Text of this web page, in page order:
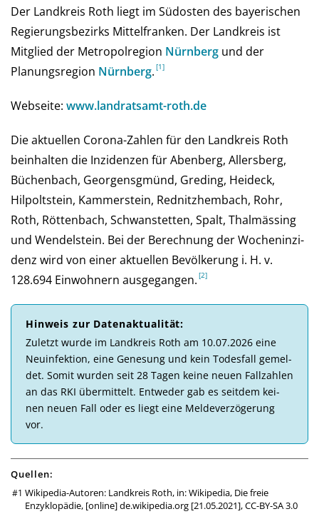
Der Landkreis Roth liegt im Südosten des bayerischen
Regierungsbezirks Mittelfranken. Der Landkreis ist
Mitglied der Metropolregion Nürnberg und der
Planungsregion Nürnberg.
Webseite: www.landratsamt-roth.de
Die aktuellen Corona-Zahlen für den Landkreis Roth
beinhalten die Inzidenzen für Abenberg, Allersberg,
Büchenbach, Georgensgmünd, Greding, Heideck,
Hilpoltstein, Kammerstein, Rednitzhembach, Rohr,
Roth, Röttenbach, Schwanstetten, Spalt, Thalmässing
und Wendelstein. Bei der Be­rech­nung der Wochen­inzi­
denz wird von einer aktu­el­len Be­völ­ke­rung i. H. v.
128.694 Ein­woh­nern aus­ge­gan­gen.
Hinweis zur Daten­aktuali­tät:
Zu­letzt wurde im Landkreis Roth am 10.07.2026 eine
Neu­in­fek­tion, eine Ge­ne­sung und kein Todes­fall ge­mel­
det. So­mit wur­den seit 28 Tagen keine neuen Fall­zahlen
an das RKI über­mittelt. Ent­weder gab es seit­dem kei­
nen neuen Fall oder es liegt eine Melde­ver­zö­ge­rung
vor.
Quellen:
Wikipedia-Autoren: Landkreis Roth, in: Wikipedia, Die freie
Enzyklopädie, [online]de.wikipedia.org[21.05.2021],CC-BY-SA 3.0